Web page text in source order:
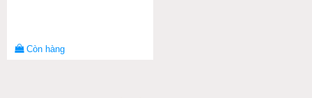
Còn hàng